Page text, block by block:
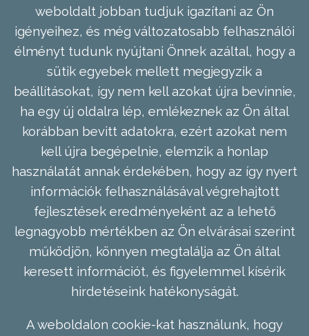
weboldalt jobban tudjuk igazítani az Ön
igényeihez, és még változatosabb felhasználói
élményt tudunk nyújtani Önnek azáltal, hogy a
sütik egyebek mellett megjegyzik a
beállításokat, így nem kell azokat újra bevinnie,
ha egy új oldalra lép, emlékeznek az Ön által
korábban bevitt adatokra, ezért azokat nem
kell újra begépelnie, elemzik a honlap
használatát annak érdekében, hogy az így nyert
információk felhasználásával végrehajtott
fejlesztések eredményeként az a lehető
legnagyobb mértékben az Ön elvárásai szerint
működjön, könnyen megtalálja az Ön által
keresett információt, és figyelemmel kísérik
hirdetéseink hatékonyságát.
A weboldalon cookie-kat használunk, hogy